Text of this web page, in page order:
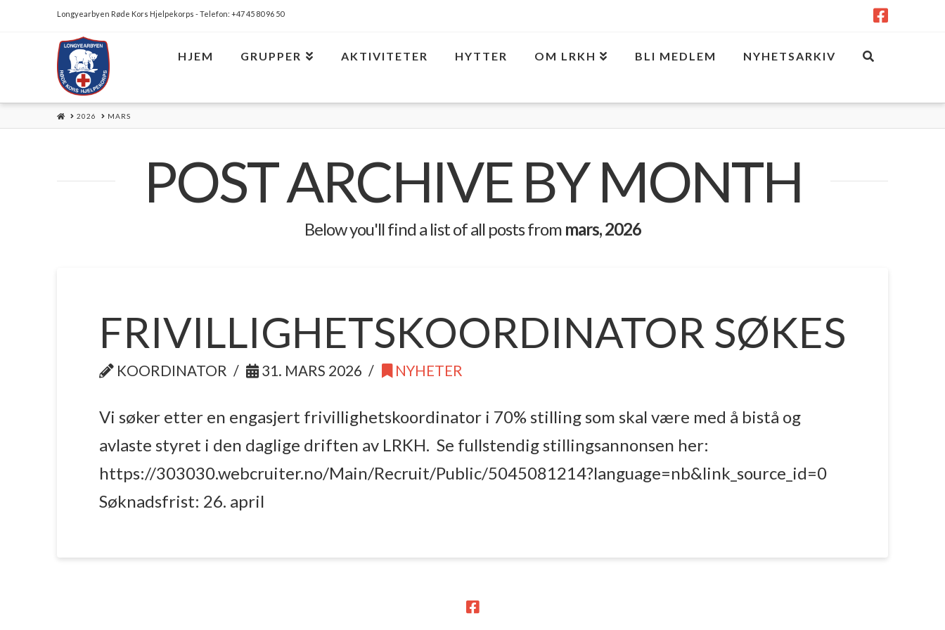
Longyearbyen Røde Kors Hjelpekorps - Telefon: +47 45 80 96 50
HJEM GRUPPER AKTIVITETER HYTTER OM LRKH BLI MEDLEM NYHETSARKIV
HOME
2026 MARS
POST ARCHIVE BY MONTH
Below you'll find a list of all posts from mars, 2026
FRIVILLIGHETSKOORDINATOR SØKES
KOORDINATOR 31. MARS 2026 NYHETER
Vi søker etter en engasjert frivillighetskoordinator i 70% stilling som skal være med å bistå og
avlaste styret i den daglige driften av LRKH. Se fullstendig stillingsannonsen her:
https://303030.webcruiter.no/Main/Recruit/Public/5045081214?language=nb&link_source_id=0
Søknadsfrist: 26. april